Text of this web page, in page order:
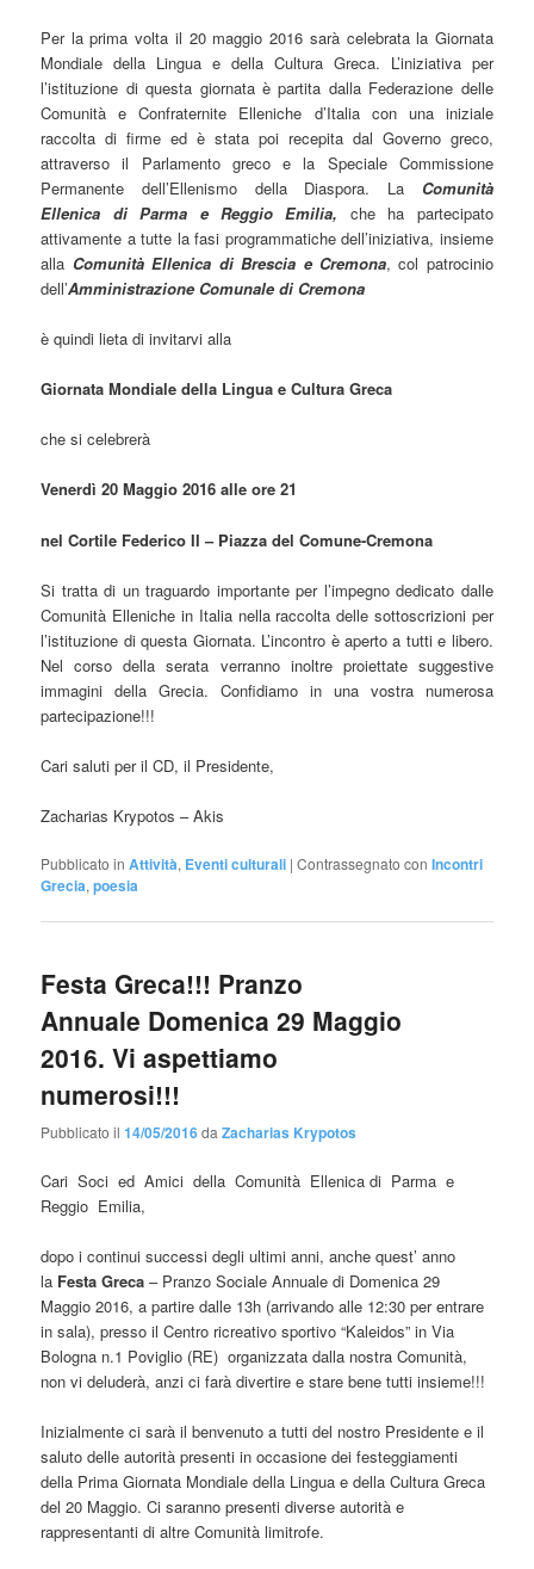
Per la prima volta il 20 maggio 2016 sarà celebrata la Giornata
Mondiale della Lingua e della Cultura Greca. L’iniziativa per
l’istituzione di questa giornata è partita dalla Federazione delle
Comunità e Confraternite Elleniche d’Italia con una iniziale
raccolta di firme ed è stata poi recepita dal Governo greco,
attraverso il Parlamento greco e la Speciale Commissione
Permanente dell’Ellenismo della Diaspora. La Comunità
Ellenica di Parma e Reggio Emilia, che ha partecipato
attivamente a tutte la fasi programmatiche dell’iniziativa, insieme
alla Comunità Ellenica di Brescia e Cremona, col patrocinio
dell’Amministrazione Comunale di Cremona
è quindi lieta di invitarvi alla
Giornata Mondiale della Lingua e Cultura Greca
che si celebrerà
Venerdì 20 Maggio 2016 alle ore 21
nel Cortile Federico II – Piazza del Comune-Cremona
Si tratta di un traguardo importante per l’impegno dedicato dalle
Comunità Elleniche in Italia nella raccolta delle sottoscrizioni per
l’istituzione di questa Giornata. L’incontro è aperto a tutti e libero.
Nel corso della serata verranno inoltre proiettate suggestive
immagini della Grecia. Confidiamo in una vostra numerosa
partecipazione!!!
Cari saluti per il CD, il Presidente,
Zacharias Krypotos – Akis
Pubblicato in Attività, Eventi culturali |Contrassegnato con Incontri
Grecia,poesia
Festa Greca!!! Pranzo
Annuale Domenica 29 Maggio
2016. Vi aspettiamo
numerosi!!!
Pubblicato il14/05/2016daZacharias Krypotos
Cari Soci ed Amici della Comunità Ellenica di Parma e
Reggio Emilia,
dopo i continui successi degli ultimi anni, anche quest’ anno
la Festa Greca – Pranzo Sociale Annuale di Domenica 29
Maggio 2016, a partire dalle 13h (arrivando alle 12:30 per entrare
in sala), presso il Centro ricreativo sportivo “Kaleidos” in Via
Bologna n.1 Poviglio (RE) organizzata dalla nostra Comunità,
non vi deluderà, anzi ci farà divertire e stare bene tutti insieme!!!
Inizialmente ci sarà il benvenuto a tutti del nostro Presidente e il
saluto delle autorità presenti in occasione dei festeggiamenti
della Prima Giornata Mondiale della Lingua e della Cultura Greca
del 20 Maggio. Ci saranno presenti diverse autorità e
rappresentanti di altre Comunità limitrofe.